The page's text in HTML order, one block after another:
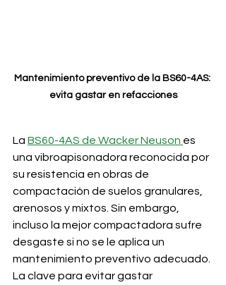
Mantenimiento preventivo de la BS60-4AS:
evita gastar en refacciones
La BS60-4AS de Wacker Neuson es
una vibroapisonadora reconocida por
su resistencia en obras de
compactación de suelos granulares,
arenosos y mixtos. Sin embargo,
incluso la mejor compactadora sufre
desgaste si no se le aplica un
mantenimiento preventivo adecuado.
La clave para evitar gastar